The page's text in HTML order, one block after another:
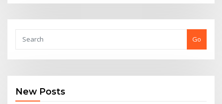
Go
New Posts